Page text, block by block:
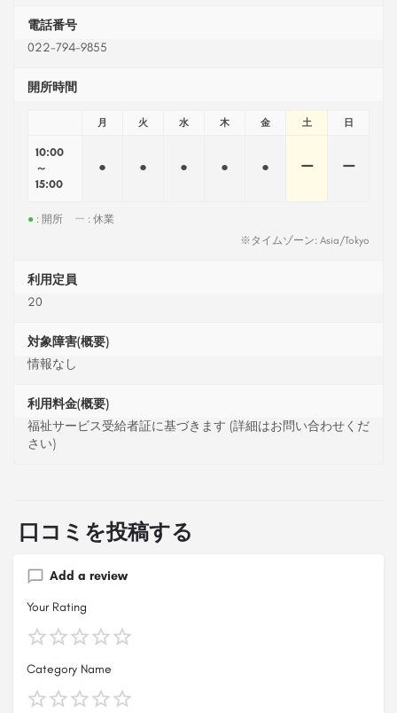
電話番号
022-794-9855
開所時間
月 火 水 木 金 土 日
10:00
～
15:00
● ● ● ● ● ー ー
● : 開所 ー : 休業
※タイムゾーン: Asia/Tokyo
利用定員
20
対象障害(概要)
情報なし
利用料金(概要)
福祉サービス受給者証に基づきます (詳細はお問い合わせくだ
さい)
口コミを投稿する
Add a review
Your Rating
Category Name